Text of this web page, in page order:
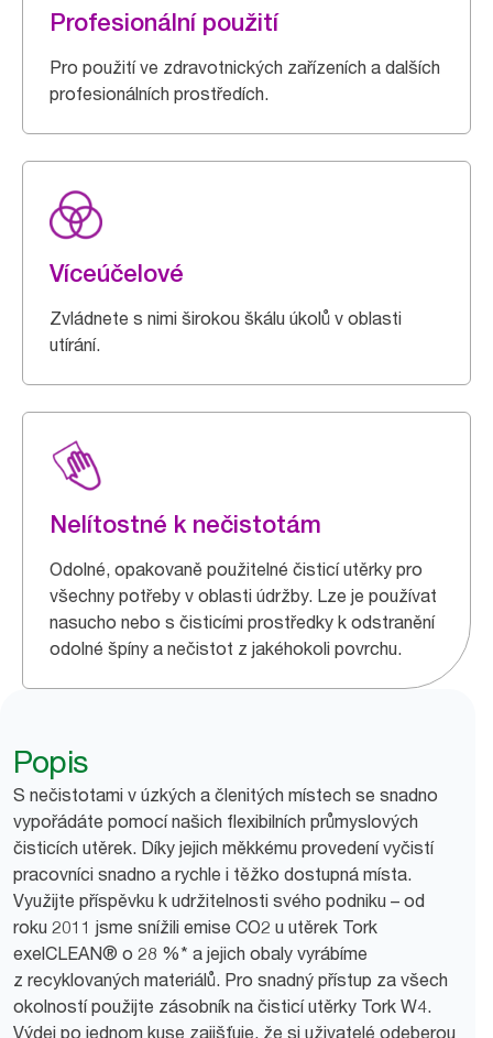
Profesionální použití
Pro použití ve zdravotnických zařízeních a dalších
profesionálních prostředích.
Víceúčelové
Zvládnete s nimi širokou škálu úkolů v oblasti
utírání.
Nelítostné k nečistotám
Odolné, opakovaně použitelné čisticí utěrky pro
všechny potřeby v oblasti údržby. Lze je používat
nasucho nebo s čisticími prostředky k odstranění
odolné špíny a nečistot z jakéhokoli povrchu.
Popis
S nečistotami v úzkých a členitých místech se snadno
vypořádáte pomocí našich flexibilních průmyslových
čisticích utěrek. Díky jejich měkkému provedení vyčistí
pracovníci snadno a rychle i těžko dostupná místa.
Využijte příspěvku k udržitelnosti svého podniku – od
roku 2011 jsme snížili emise CO2 u utěrek Tork
exelCLEAN® o 28 %* a jejich obaly vyrábíme
z recyklovaných materiálů. Pro snadný přístup za všech
okolností použijte zásobník na čisticí utěrky Tork W4.
Výdej po jednom kuse zajišťuje, že si uživatelé odeberou